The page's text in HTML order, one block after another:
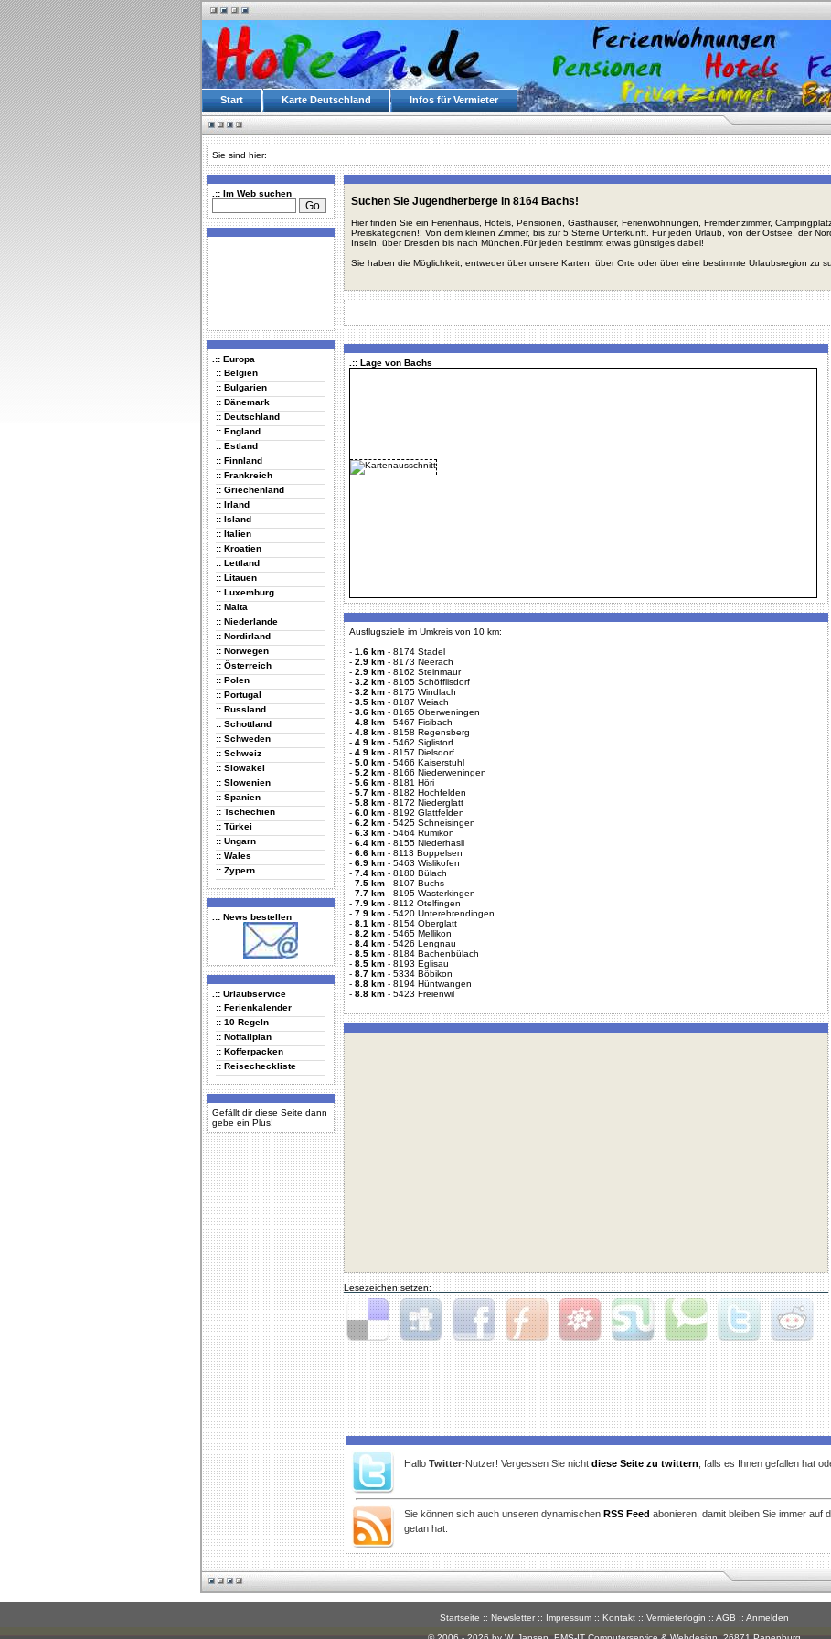
Start Karte Deutschland Infos für Vermieter
Sie sind hier:
.:: Im Web suchen
.:: Europa
:: Belgien
:: Bulgarien
:: Dänemark
:: Deutschland
:: England
:: Estland
:: Finnland
:: Frankreich
:: Griechenland
:: Irland
:: Island
:: Italien
:: Kroatien
:: Lettland
:: Litauen
:: Luxemburg
:: Malta
:: Niederlande
:: Nordirland
:: Norwegen
:: Österreich
:: Polen
:: Portugal
:: Russland
:: Schottland
:: Schweden
:: Schweiz
:: Slowakei
:: Slowenien
:: Spanien
:: Tschechien
:: Türkei
:: Ungarn
:: Wales
:: Zypern
.:: News bestellen
.:: Urlaubservice
:: Ferienkalender
:: 10 Regeln
:: Notfallplan
:: Kofferpacken
:: Reisecheckliste
Gefällt dir diese Seite dann
gebe ein Plus!
Suchen Sie Jugendherberge in 8164 Bachs!
Hier finden Sie ein Ferienhaus, Hotels, Pensionen, Gasthäuser, Ferienwohnungen, Fremdenzimmer,
Preiskategorien!! Von dem kleinen Zimmer, bis zur 5 Sterne Unterkunft. Für jeden Urlaub, von der Ostsee, der
Inseln, über Dresden bis nach München.Für jeden bestimmt etwas günstiges dabei!
Sie haben die Möglichkeit, entweder über unsere Karten, über Orte oder über eine bestimmte Urlaubsregion zu
.:: Lage von Bachs
Ausflugsziele im Umkreis von 10 km:
- 1.6 km - 8174 Stadel
- 2.9 km - 8173 Neerach
- 2.9 km - 8162 Steinmaur
- 3.2 km - 8165 Schöfflisdorf
- 3.2 km - 8175 Windlach
- 3.5 km - 8187 Weiach
- 3.6 km - 8165 Oberweningen
- 4.8 km - 5467 Fisibach
- 4.8 km - 8158 Regensberg
- 4.9 km - 5462 Siglistorf
- 4.9 km - 8157 Dielsdorf
- 5.0 km - 5466 Kaiserstuhl
- 5.2 km - 8166 Niederweningen
- 5.6 km - 8181 Höri
- 5.7 km - 8182 Hochfelden
- 5.8 km - 8172 Niederglatt
- 6.0 km - 8192 Glattfelden
- 6.2 km - 5425 Schneisingen
- 6.3 km - 5464 Rümikon
- 6.4 km - 8155 Niederhasli
- 6.6 km - 8113 Boppelsen
- 6.9 km - 5463 Wislikofen
- 7.4 km - 8180 Bülach
- 7.5 km - 8107 Buchs
- 7.7 km - 8195 Wasterkingen
- 7.9 km - 8112 Otelfingen
- 7.9 km - 5420 Unterehrendingen
- 8.1 km - 8154 Oberglatt
- 8.2 km - 5465 Mellikon
- 8.4 km - 5426 Lengnau
- 8.5 km - 8184 Bachenbülach
- 8.5 km - 8193 Eglisau
- 8.7 km - 5334 Böbikon
- 8.8 km - 8194 Hüntwangen
- 8.8 km - 5423 Freienwil
Lesezeichen setzen:
Delicious Digg Facebook Furl StudiVZ StumbleUponTechnorati Twitter Reddit
Hallo Twitter-Nutzer! Vergessen Sie nicht diese Seite zu twittern , falls es Ihnen gefallen hat
Sie können sich auch unseren dynamischen RSS Feed abonieren, damit bleiben Sie immer auf
getan hat.
Startseite :: Newsletter :: Impressum :: Kontakt :: Vermieterlogin :: AGB :: Anmelden